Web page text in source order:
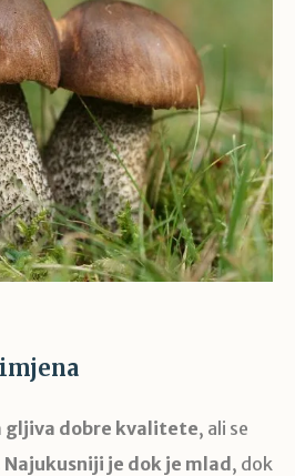
gljiva dobre kvalitete, ali se
Najukusniji je dok je mlad, dok